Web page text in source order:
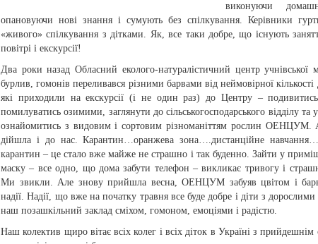
виконуючи
опановуючи нові знання і сумують без спілкування. Керівники
«живого» спілкування з дітками. Як, все таки добре, що існують
повітрі і екскурсії!
Два роки назад Обласний еколого-натуралістичний центр учнівської
бурлив, гомонів переливався різними барвами від неймовірної кількості
які приходили на екскурсії (і не один раз) до Центру –
помилуватись озимими, заглянути до сільськогосподарського відділу
ознайомитись з видовим і сортовим різноманіттям рослин ОЕНЦУМ.
дійшла і до нас. Карантин…оранжева зона….дистанційне
карантин – це стало вже майже не страшно і так буденно. Зайти у
маску – все одно, що дома забути телефон – викликає тривогу і
Ми звикли. Але знову прийшла весна, ОЕНЦУМ забуяв цвітом і
надії. Надії, що вже на початку травня все буде добре і діти з
наш позашкільний заклад сміхом, гомоном, емоціями і радістю.
Наш колектив щиро вітає всіх колег і всіх діток в Україні з прийдешнім